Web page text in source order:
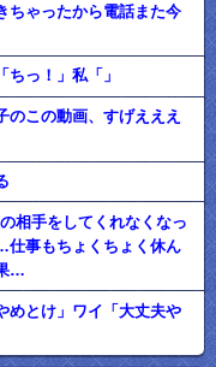
ちゃったから電話また今
っ！」私「」
のこの動画、すげえええ
相手をしてくれなくなっ
仕事もちょくちょく休ん
…
めとけ」ワイ「大丈夫や